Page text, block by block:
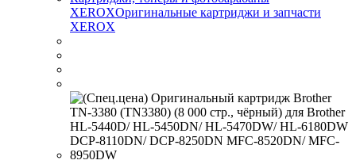
XEROXОригинальные картриджи и запчасти
XEROX